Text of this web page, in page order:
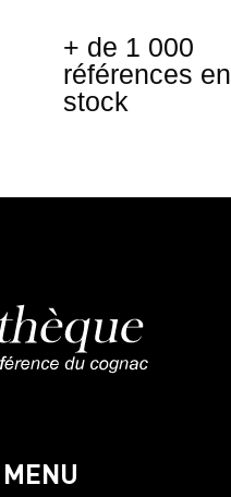
+ de 1 000
références en
stock
MENU